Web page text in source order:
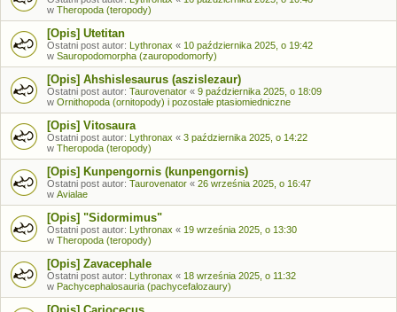
w Theropoda (teropody)
[Opis] Utetitan
Ostatni post autor: Lythronax « 10 października 2025, o 19:42
w Sauropodomorpha (zauropodomorfy)
[Opis] Ahshislesaurus (aszislezaur)
Ostatni post autor: Taurovenator « 9 października 2025, o 18:09
w Ornithopoda (ornitopody) i pozostałe ptasiomiedniczne
[Opis] Vitosaura
Ostatni post autor: Lythronax « 3 października 2025, o 14:22
w Theropoda (teropody)
[Opis] Kunpengornis (kunpengornis)
Ostatni post autor: Taurovenator « 26 września 2025, o 16:47
w Avialae
[Opis] "Sidormimus"
Ostatni post autor: Lythronax « 19 września 2025, o 13:30
w Theropoda (teropody)
[Opis] Zavacephale
Ostatni post autor: Lythronax « 18 września 2025, o 11:32
w Pachycephalosauria (pachycefalozaury)
[Opis] Cariocecus